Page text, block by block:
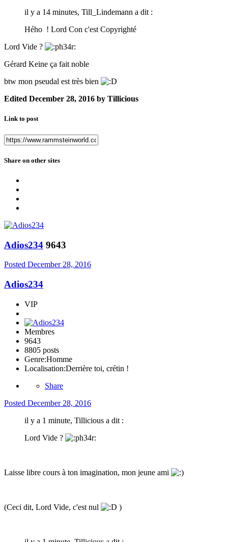
il y a 14 minutes, Till_Lindemann a dit :
Hého ! Lord Con c'est Copyrighté
Lord Vide ?
Gérard Keine ça fait noble
btw mon pseudal est très bien
Edited December 28, 2016 by Tillicious
Link to post
Share on other sites
Adios234 9643
Posted December 28, 2016
Adios234
VIP
Membres
9643
8805 posts
Genre:Homme
Localisation:Derrière toi, crétin !
Share
Posted December 28, 2016
il y a 1 minute, Tillicious a dit :
Lord Vide ?
Laisse libre cours à ton imagination, mon jeune ami
(Ceci dit, Lord Vide, c'est nul )